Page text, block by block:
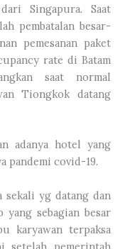
Singapura. Saat
pembatalan besar-
pemesanan paket
rate di Batam
saat normal
Tiongkok datang
adanya hotel yang
pandemi covid-19.
sekali yg datang dan
sebagian besar
karyawan terpaksa